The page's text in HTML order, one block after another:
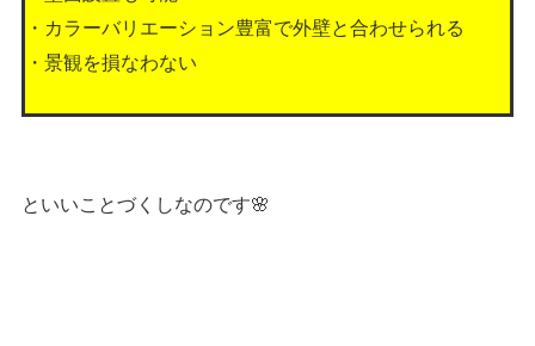
・カラーバリエーション豊富で外壁と合わせられる
・景観を損なわない
といいことづくしなのです🌸